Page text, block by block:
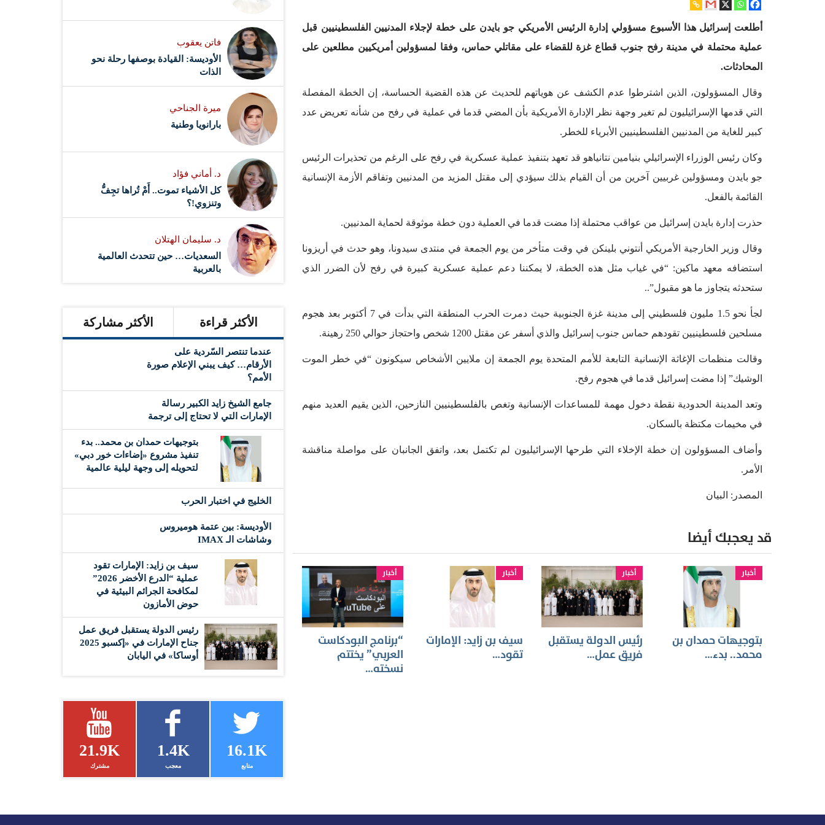
أطلعت إسرائيل هذا الأسبوع مسؤولي إدارة الرئيس الأمريكي جو بايدن على خطة لإجلاء المدنيين الفلسطينيين قبل
عملية محتملة في مدينة رفح جنوب قطاع غزة للقضاء على مقاتلي حماس، وفقا لمسؤولين أمريكيين مطلعين على
المحادثات.
وقال المسؤولون، الذين اشترطوا عدم الكشف عن هوياتهم للحديث عن هذه القضية الحساسة، إن الخطة المفصلة
التي قدمها الإسرائيليون لم تغير وجهة نظر الإدارة الأمريكية بأن المضي قدما في عملية في رفح من شأنه تعريض عدد
كبير للغاية من المدنيين الفلسطينيين الأبرياء للخطر.
وكان رئيس الوزراء الإسرائيلي بنيامين نتانياهو قد تعهد بتنفيذ عملية عسكرية في رفح على الرغم من تحذيرات الرئيس
جو بايدن ومسؤولين غربيين آخرين من أن القيام بذلك سيؤدي إلى مقتل المزيد من المدنيين وتفاقم الأزمة الإنسانية
القائمة بالفعل.
حذرت إدارة بايدن إسرائيل من عواقب محتملة إذا مضت قدما في العملية دون خطة موثوقة لحماية المدنيين.
وقال وزير الخارجية الأمريكي أنتوني بلينكن في وقت متأخر من يوم الجمعة في منتدى سيدونا، وهو حدث في أريزونا
استضافه معهد ماكين: “في غياب مثل هذه الخطة، لا يمكننا دعم عملية عسكرية كبيرة في رفح لأن الضرر الذي
ستحدثه يتجاوز ما هو مقبول”..
لجأ نحو 1.5 مليون فلسطيني إلى مدينة غزة الجنوبية حيث دمرت الحرب المنطقة التي بدأت في 7 أكتوبر بعد هجوم
مسلحين فلسطينيين تقودهم حماس جنوب إسرائيل والذي أسفر عن مقتل 1200 شخص واحتجاز حوالي 250 رهينة.
وقالت منظمات الإغاثة الإنسانية التابعة للأمم المتحدة يوم الجمعة إن ملايين الأشخاص سيكونون “في خطر الموت
الوشيك” إذا مضت إسرائيل قدما في هجوم رفح.
وتعد المدينة الحدودية نقطة دخول مهمة للمساعدات الإنسانية وتغص بالفلسطينيين النازحين، الذين يقيم العديد منهم
في مخيمات مكتظة بالسكان.
وأضاف المسؤولون إن خطة الإخلاء التي طرحها الإسرائيليون لم تكتمل بعد، واتفق الجانبان على مواصلة مناقشة
الأمر.
المصدر: البيان
قد يعجبك أيضا
أخبار
بتوجيهات حمدان بن
محمد.. بدء…
أخبار
رئيس الدولة يستقبل
فريق عمل…
أخبار
سيف بن زايد: الإمارات
تقود…
أخبار
“برنامج البودكاست
العربي” يختتم
نسخته…
فاتن يعقوب
الأوديسة: القيادة بوصفها رحلة نحو
الذات
ميرة الجناحي
بارانويا وطنية
د. أماني فؤاد
كل الأشياء تموت.. أَمْ تُراها تجِفُّ
وتنزوي!؟
د. سليمان الهتلان
السعديات… حين تتحدث العالمية
بالعربية
الأكثر قراءة الأكثر مشاركة
عندما تنتصر السّردية على
الأرقام… كيف يبني الإعلام صورة
الأمم؟
جامع الشيخ زايد الكبير رسالة
الإمارات التي لا تحتاج إلى ترجمة
بتوجيهات حمدان بن محمد.. بدء
تنفيذ مشروع «إضاءات خور دبي»
لتحويله إلى وجهة ليلية عالمية
‏الخليج في اختبار الحرب
الأوديسة: بين عتمة هوميروس
وشاشات الـ IMAX
سيف بن زايد: الإمارات تقود
عملية “الدرع الأخضر 2026”
لمكافحة الجرائم البيئية في
حوض الأمازون
رئيس الدولة يستقبل فريق عمل
جناح الإمارات في «إكسبو 2025
أوساكا» في اليابان
21.9K
مشترك
1.4K
معجب
16.1K
متابع